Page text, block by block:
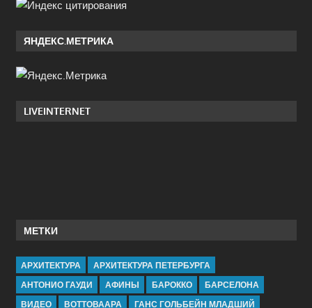
ЯНДЕКС.МЕТРИКА
LIVEINTERNET
МЕТКИ
АРХИТЕКТУРА
АРХИТЕКТУРА ПЕТЕРБУРГА
АНТОНИО ГАУДИ
АФИНЫ БАРОККО
БАРСЕЛОНА
ВИДЕО
ВОТТОВААРА ГАНС ГОЛЬБЕЙН МЛАДШИЙ